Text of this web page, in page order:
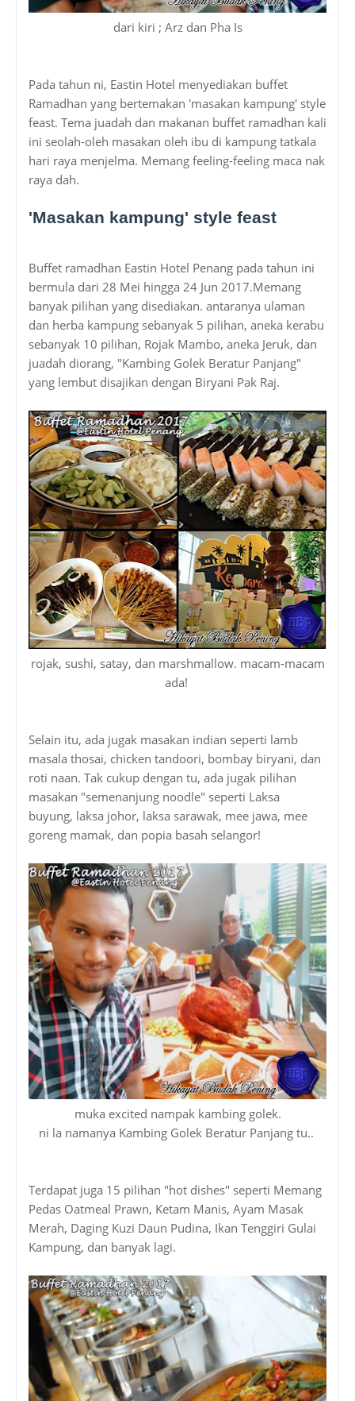
dari kiri ; Arz dan Pha Is
Pada tahun ni, Eastin Hotel menyediakan buffet
Ramadhan yang bertemakan 'masakan kampung' style
feast. Tema juadah dan makanan buffet ramadhan kali
ini seolah-oleh masakan oleh ibu di kampung tatkala
hari raya menjelma. Memang feeling-feeling maca nak
raya dah.
'Masakan kampung' style feast
Buffet ramadhan Eastin Hotel Penang pada tahun ini
bermula dari 28 Mei hingga 24 Jun 2017.Memang
banyak pilihan yang disediakan. antaranya ulaman
dan herba kampung sebanyak 5 pilihan, aneka kerabu
sebanyak 10 pilihan, Rojak Mambo, aneka Jeruk, dan
juadah diorang, "Kambing Golek Beratur Panjang"
yang lembut disajikan dengan Biryani Pak Raj.
rojak, sushi, satay, dan marshmallow. macam-macam
ada!
Selain itu, ada jugak masakan indian seperti lamb
masala thosai, chicken tandoori, bombay biryani, dan
roti naan. Tak cukup dengan tu, ada jugak pilihan
masakan "semenanjung noodle" seperti Laksa
buyung, laksa johor, laksa sarawak, mee jawa, mee
goreng mamak, dan popia basah selangor!
muka excited nampak kambing golek.
ni la namanya Kambing Golek Beratur Panjang tu..
Terdapat juga 15 pilihan "hot dishes" seperti Memang
Pedas Oatmeal Prawn, Ketam Manis, Ayam Masak
Merah, Daging Kuzi Daun Pudina, Ikan Tenggiri Gulai
Kampung, dan banyak lagi.